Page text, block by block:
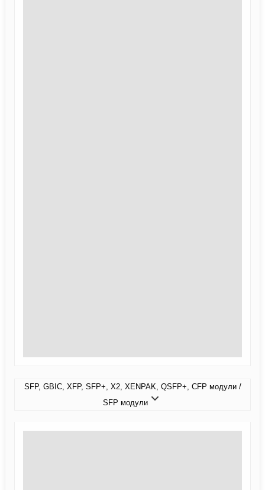
SFP, GBIC, XFP, SFP+, X2, XENPAK, QSFP+, CFP модули /
SFP модули